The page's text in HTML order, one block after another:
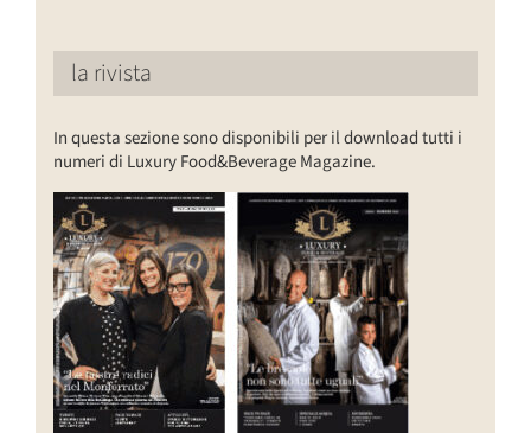
la rivista
In questa sezione sono disponibili per il download tutti i
numeri di Luxury Food&Beverage Magazine.